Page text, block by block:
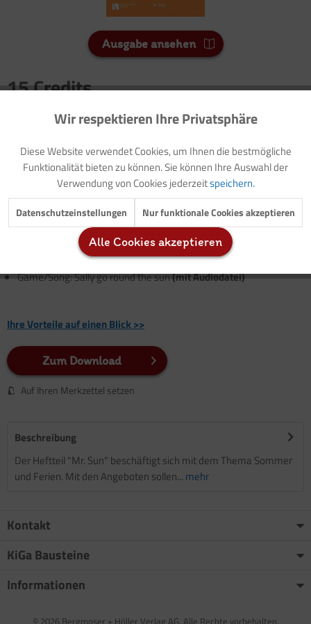
Ausgabe ansehen
15 Credits
Vorwort: Thematische Einführung (mit Buchtipp)
Einführung des Wortschatzes
Vorlage: Elternbrief
Lied und Schablone: Mr. Sun(mit Audiodatei)
Gestaltungsanregung: Mr. Sun
Game/Song: Sally go round the sun(mit Audiodatei)
Ihre Vorteile auf einen Blick >>
Zum Download
Auf Ihren Merkzettel setzen
Beschreibung
Der Heftteil "Mr. Sun" beschäftigt sich mit dem Thema Sommer
und Ferien. Mit den Angeboten sollen... mehr
Kontakt
KiGa Bausteine
Informationen
Funktionale Aktiv
Marketing Inaktiv
Tracking Inaktiv
Inaktiv
Wir respektieren Ihre Privatsphäre
Diese Website verwendet Cookies, um Ihnen die bestmögliche
Funktionalität bieten zu können. Sie können Ihre Auswahl der
Verwendung von Cookies jederzeitspeichern.
Datenschutzeinstellungen Nur funktionale Cookies akzeptieren
Alle Cookies akzeptieren